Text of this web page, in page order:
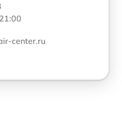
center.ru